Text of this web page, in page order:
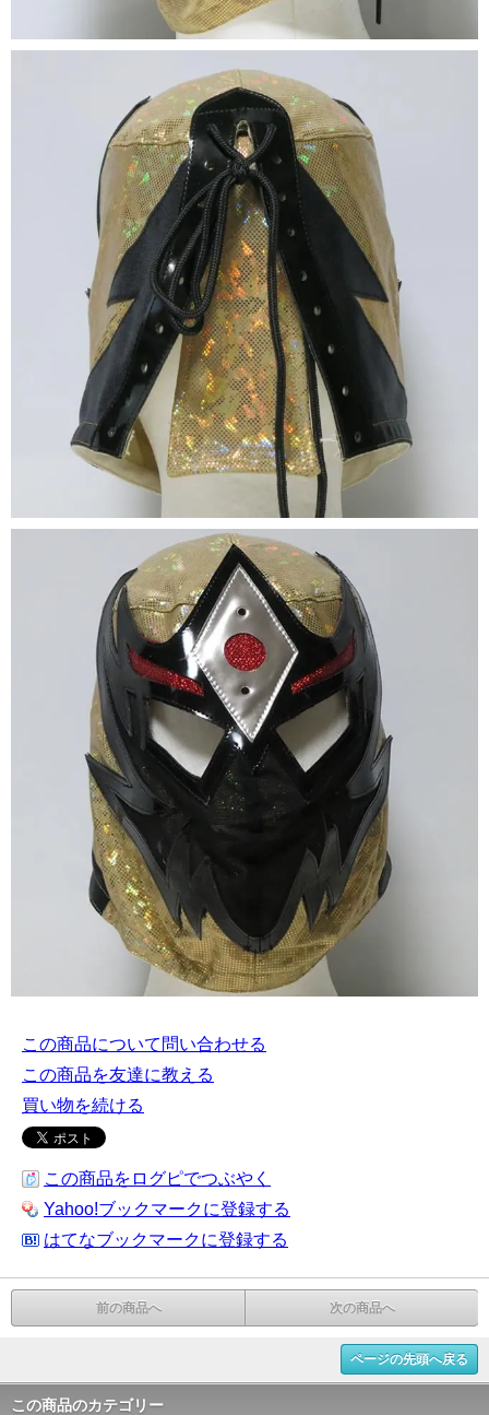
この商品について問い合わせる
この商品を友達に教える
買い物を続ける
この商品をログピでつぶやく
Yahoo!ブックマークに登録する
はてなブックマークに登録する
前の商品へ 次の商品へ
ページの先頭へ戻る
この商品のカテゴリー